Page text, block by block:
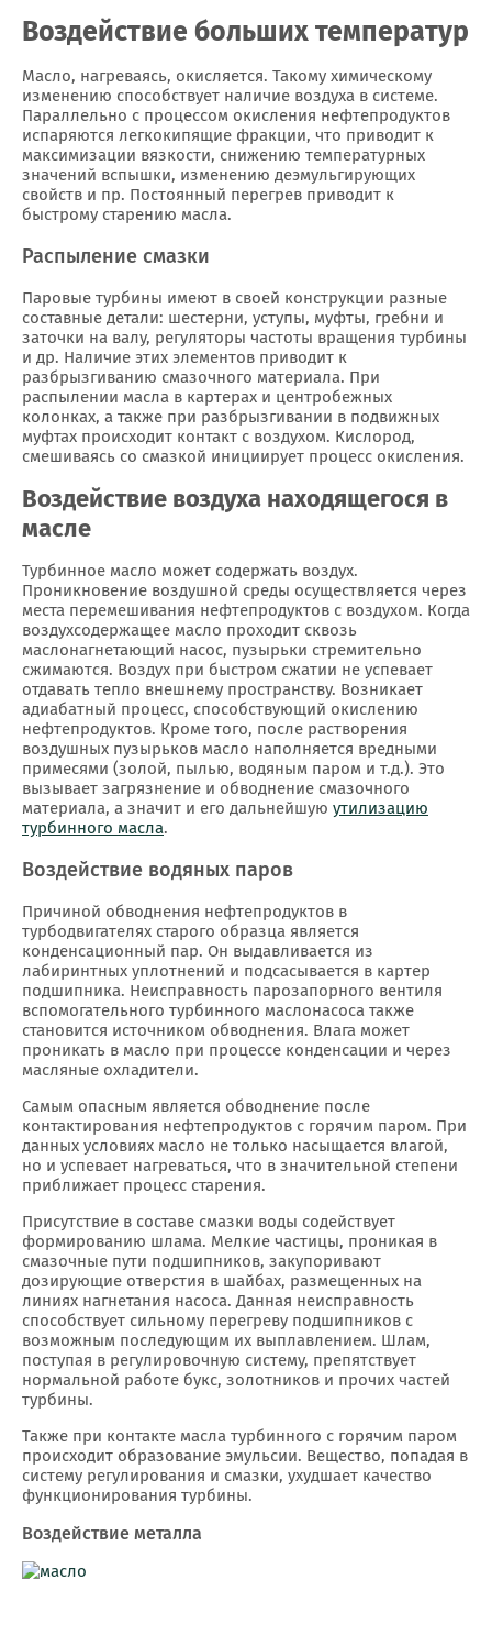
Воздействие больших температур
Масло, нагреваясь, окисляется. Такому химическому
изменению способствует наличие воздуха в системе.
Параллельно с процессом окисления нефтепродуктов
испаряются легкокипящие фракции, что приводит к
максимизации вязкости, снижению температурных
значений вспышки, изменению деэмульгирующих
свойств и пр. Постоянный перегрев приводит к
быстрому старению масла.
Распыление смазки
Паровые турбины имеют в своей конструкции разные
составные детали: шестерни, уступы, муфты, гребни и
заточки на валу, регуляторы частоты вращения турбины
и др. Наличие этих элементов приводит к
разбрызгиванию смазочного материала. При
распылении масла в картерах и центробежных
колонках, а также при разбрызгивании в подвижных
муфтах происходит контакт с воздухом. Кислород,
смешиваясь со смазкой инициирует процесс окисления.
Воздействие воздуха находящегося в
масле
Турбинное масло может содержать воздух.
Проникновение воздушной среды осуществляется через
места перемешивания нефтепродуктов с воздухом. Когда
воздухсодержащее масло проходит сквозь
маслонагнетающий насос, пузырьки стремительно
сжимаются. Воздух при быстром сжатии не успевает
отдавать тепло внешнему пространству. Возникает
адиабатный процесс, способствующий окислению
нефтепродуктов. Кроме того, после растворения
воздушных пузырьков масло наполняется вредными
примесями (золой, пылью, водяным паром и т.д.). Это
вызывает загрязнение и обводнение смазочного
материала, а значит и его дальнейшую утилизацию
турбинного масла.
Воздействие водяных паров
Причиной обводнения нефтепродуктов в
турбодвигателях старого образца является
конденсационный пар. Он выдавливается из
лабиринтных уплотнений и подсасывается в картер
подшипника. Неисправность парозапорного вентиля
вспомогательного турбинного маслонасоса также
становится источником обводнения. Влага может
проникать в масло при процессе конденсации и через
масляные охладители.
Самым опасным является обводнение после
контактирования нефтепродуктов с горячим паром. При
данных условиях масло не только насыщается влагой,
но и успевает нагреваться, что в значительной степени
приближает процесс старения.
Присутствие в составе смазки воды содействует
формированию шлама. Мелкие частицы, проникая в
смазочные пути подшипников, закупоривают
дозирующие отверстия в шайбах, размещенных на
линиях нагнетания насоса. Данная неисправность
способствует сильному перегреву подшипников с
возможным последующим их выплавлением. Шлам,
поступая в регулировочную систему, препятствует
нормальной работе букс, золотников и прочих частей
турбины.
Также при контакте масла турбинного с горячим паром
происходит образование эмульсии. Вещество, попадая в
систему регулирования и смазки, ухудшает качество
функционирования турбины.
Воздействие металла